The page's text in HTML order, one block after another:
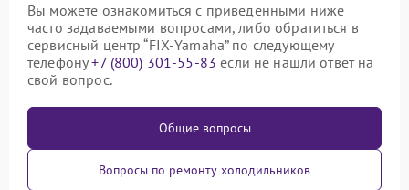
Вы можете ознакомиться с приведенными ниже
часто задаваемыми вопросами, либо обратиться в
сервисный центр “FIX-Yamaha” по следующему
телефону+7 (800) 301-55-83 если не нашли ответ на
свой вопрос.
Общие вопросы
Вопросы по ремонту холодильников